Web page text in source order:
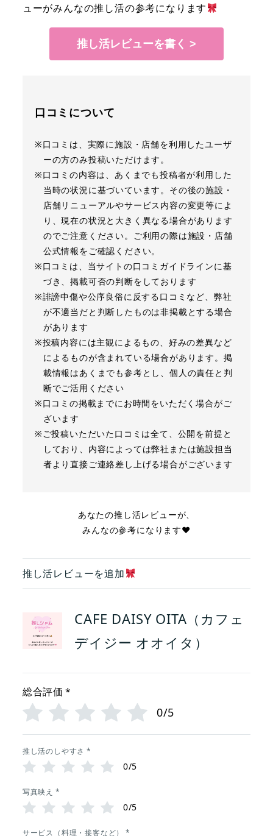
ューがみんなの推し活の参考になります
推し活レビューを書く >
口コミについて
※口コミは、実際に施設・店舗を利用したユーザ
ーの方のみ投稿いただけます。
※口コミの内容は、あくまでも投稿者が利用した
当時の状況に基づいています。その後の施設・
店舗リニューアルやサービス内容の変更等によ
り、現在の状況と大きく異なる場合があります
のでご注意ください。ご利用の際は施設・店舗
公式情報をご確認ください。
※口コミは、当サイトの口コミガイドラインに基
づき、掲載可否の判断をしております
※誹謗中傷や公序良俗に反する口コミなど、弊社
が不適当だと判断したものは非掲載とする場合
があります
※投稿内容には主観によるもの、好みの差異など
によるものが含まれている場合があります。掲
載情報はあくまでも参考とし、個人の責任と判
断でご活用ください
※口コミの掲載までにお時間をいただく場合がご
ざいます
※ご投稿いただいた口コミは全て、公開を前提と
しており、内容によっては弊社または施設担当
者より直接ご連絡差し上げる場合がございます
あなたの推し活レビューが、
みんなの参考になります❤︎
推し活レビューを追加
CAFE DAISY OITA（カフェ
デイジー オオイタ）
総合評価 *
0/5
推し活のしやすさ *
0/5
写真映え *
0/5
サービス（料理・接客など） *